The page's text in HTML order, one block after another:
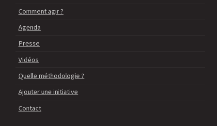
Comment agir ?
Agenda
Presse
Vidéos
Quelle méthodologie ?
Ajouter une initiative
Contact